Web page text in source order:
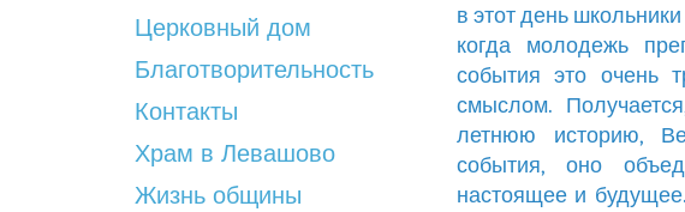
Церковный дом
Благотворительность
Контакты
Храм в Левашово
Жизнь общины
в этот день
когда молодежь
события это очень
смыслом.
летнюю историю,
события, оно
настоящее и